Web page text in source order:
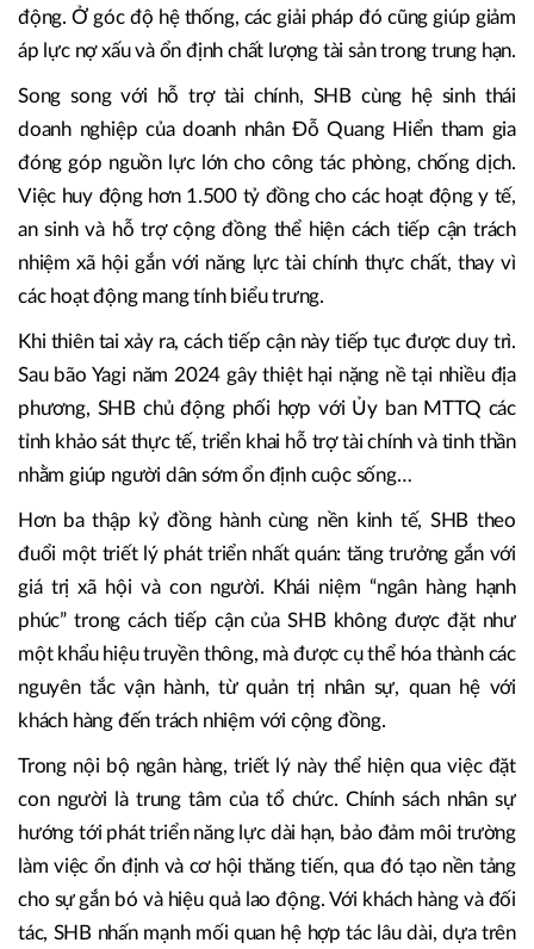
giải pháp hỗ trợ khách hàng như các gói tín dụng ưu đãi, cơ
cấu lại thời hạn trả nợ, miễn giảm lãi suất cho hàng trăm
phần giúp doanh nghiệp duy trì dòng tiền, hạn chế đứt gãy
sản xuất - kinh doanh và bảo toàn sinh kế cho người lao
động. Ở góc độ hệ thống, các giải pháp đó cũng giúp giảm
áp lực nợ xấu và ổn định chất lượng tài sản trong trung hạn.
Song song với hỗ trợ tài chính, SHB cùng hệ sinh thái
doanh nghiệp của doanh nhân Đỗ Quang Hiển tham gia
Việc huy động hơn 1.500 tỷ đồng cho các hoạt động y tế,
an sinh và hỗ trợ cộng đồng thể hiện cách tiếp cận trách
nhiệm xã hội gắn với năng lực tài chính thực chất, thay vì
các hoạt động mang tính biểu trưng.
Sau bão Yagi năm 2024 gây thiệt hại nặng nề tại nhiều địa
phương, SHB chủ động phối hợp với Ủy ban MTTQ các
tỉnh khảo sát thực tế, triển khai hỗ trợ tài chính và tinh thần
nhằm giúp người dân sớm ổn định cuộc sống…
Hơn ba thập kỷ đồng hành cùng nền kinh tế, SHB theo
đuổi một triết lý phát triển nhất quán: tăng trưởng gắn với
phúc” trong cách tiếp cận của SHB không được đặt như
một khẩu hiệu truyền thông, mà được cụ thể hóa thành các
nguyên tắc vận hành, từ quản trị nhân sự, quan hệ với
khách hàng đến trách nhiệm với cộng đồng.
Trong nội bộ ngân hàng, triết lý này thể hiện qua việc đặt